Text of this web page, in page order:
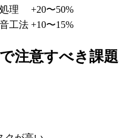
理
+20〜50%
工法 +10〜15%
注意すべき課題